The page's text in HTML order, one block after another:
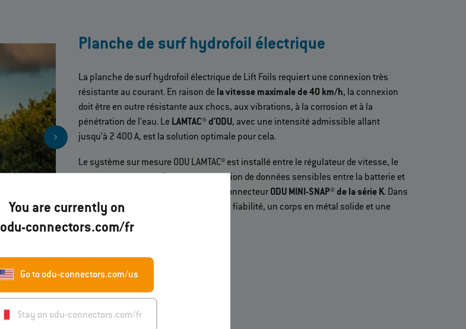
You are currently on
odu-connectors.com/fr
Go to odu-connectors.com/us
Stay on odu-connectors.com/fr
Planche de surf hydrofoil électrique
La planche de surf hydrofoil électrique de Lift Foils requiert une connexion très
résistante au courant. En raison de la vitesse maximale de 40 km/h, la connexion
doit être en outre résistante aux chocs, aux vibrations, à la corrosion et à la
pénétration de l’eau. Le LAMTAC® d’ODU, avec une intensité admissible allant
jusqu’à 2 400 A, est la solution optimale pour cela.
Le système sur mesure ODU LAMTAC® est installé entre le régulateur de vitesse, le
moteur et la batterie. Pour la transmission de données sensibles entre la batterie et
l’unité de commande est employé le connecteur ODU MINI-SNAP® de la série K. Dans
cette application, il se distingue par sa fiabilité, un corps en métal solide et une
imperméabilité élevée.
Vers le produit